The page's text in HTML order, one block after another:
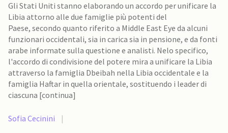
Gli Stati Uniti stanno elaborando un accordo per unificare la
Libia attorno alle due famiglie più potenti del
Paese, secondo quanto riferito a Middle East Eye da alcuni
funzionari occidentali, sia in carica sia in pensione, e da fonti
arabe informate sulla questione e analisti. Nelo specifico,
l'accordo di condivisione del potere mira a unificare la Libia
attraverso la famiglia Dbeibah nella Libia occidentale e la
famiglia Haftar in quella orientale, sostituendo i leader di
ciascuna [continua]
Sofia Cecinini |